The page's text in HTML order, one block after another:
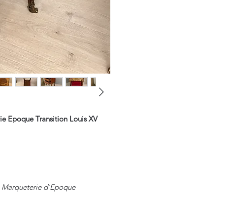
Epoque Transition Louis XV
Marqueterie d'Epoque